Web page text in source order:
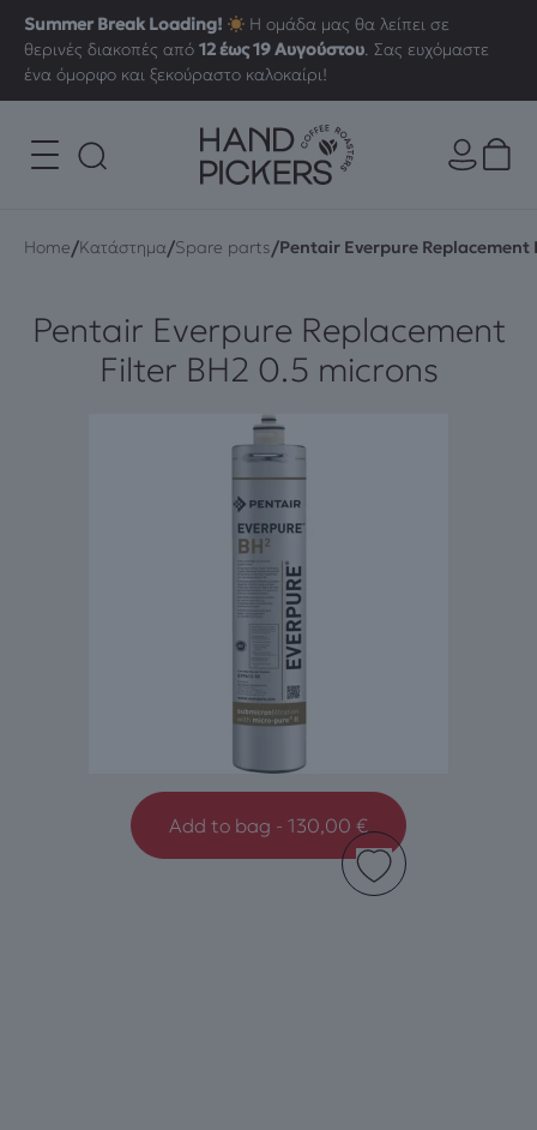
Summer Break Loading!
Η ομάδα μας θα λείπει σε
θερινές διακοπές από12 έως 19 Αυγούστου. Σας ευχόμαστε
ένα όμορφο και ξεκούραστο καλοκαίρι!
Home/Κατάστημα/Spare parts/Pentair Everpure Replacement
Pentair Everpure Replacement
Filter BH2 0.5 microns
Add to bag - 130,00 €